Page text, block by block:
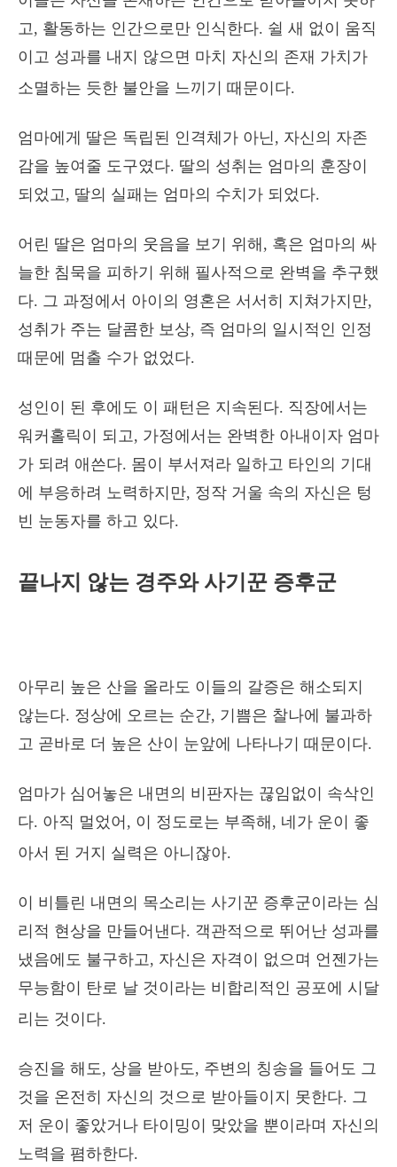
고, 활동하는 인간으로만 인식한다. 쉴 새 없이 움직
이고 성과를 내지 않으면 마치 자신의 존재 가치가
소멸하는 듯한 불안을 느끼기 때문이다.
엄마에게 딸은 독립된 인격체가 아닌, 자신의 자존
감을 높여줄 도구였다. 딸의 성취는 엄마의 훈장이
되었고, 딸의 실패는 엄마의 수치가 되었다.
어린 딸은 엄마의 웃음을 보기 위해, 혹은 엄마의 싸
늘한 침묵을 피하기 위해 필사적으로 완벽을 추구했
다. 그 과정에서 아이의 영혼은 서서히 지쳐가지만,
성취가 주는 달콤한 보상, 즉 엄마의 일시적인 인정
때문에 멈출 수가 없었다.
성인이 된 후에도 이 패턴은 지속된다. 직장에서는
워커홀릭이 되고, 가정에서는 완벽한 아내이자 엄마
가 되려 애쓴다. 몸이 부서져라 일하고 타인의 기대
에 부응하려 노력하지만, 정작 거울 속의 자신은 텅
빈 눈동자를 하고 있다.
끝나지 않는 경주와 사기꾼 증후군
아무리 높은 산을 올라도 이들의 갈증은 해소되지
않는다. 정상에 오르는 순간, 기쁨은 찰나에 불과하
고 곧바로 더 높은 산이 눈앞에 나타나기 때문이다.
엄마가 심어놓은 내면의 비판자는 끊임없이 속삭인
다. 아직 멀었어, 이 정도로는 부족해, 네가 운이 좋
아서 된 거지 실력은 아니잖아.
이 비틀린 내면의 목소리는 사기꾼 증후군이라는 심
리적 현상을 만들어낸다. 객관적으로 뛰어난 성과를
냈음에도 불구하고, 자신은 자격이 없으며 언젠가는
무능함이 탄로 날 것이라는 비합리적인 공포에 시달
리는 것이다.
승진을 해도, 상을 받아도, 주변의 칭송을 들어도 그
것을 온전히 자신의 것으로 받아들이지 못한다. 그
저 운이 좋았거나 타이밍이 맞았을 뿐이라며 자신의
노력을 폄하한다.